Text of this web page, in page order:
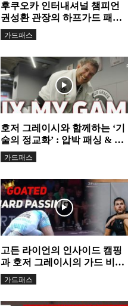
후쿠오카 인터내셔널 챔피언
권성환 관장의 하프가드 패스
비법 공개
가드패스
호저 그레이시와 함께하는 ‘기
술의 정교화’ : 압박 패싱 & 초
크 마스터...
가드패스
고든 라이언의 인사이드 캠핑
과 호저 그레이시의 가드 비교
분석
가드패스